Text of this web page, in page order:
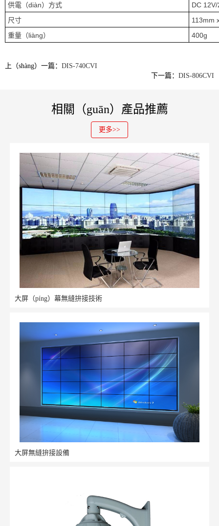
供電（diàn）方式
DC 12V/
尺寸
113mm
重量（liàng）
400g
上（shàng）一篇： DIS-740CVI
下一篇： DIS-806CVI
相關（guān）產品推薦
更多>>
大屏（píng）幕無縫拚接技術
大屏無縫拚接設備